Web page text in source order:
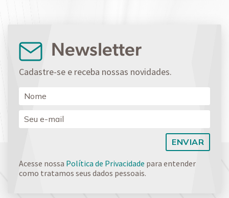
Newsletter
Cadastre-se e receba nossas novidades.
Acesse nossa Política de Privacidade para entender
como tratamos seus dados pessoais.